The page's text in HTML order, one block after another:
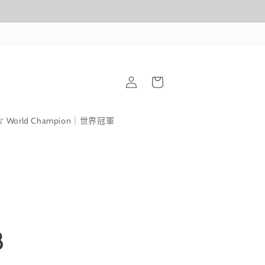
World Champion｜世界冠軍
登
入
物